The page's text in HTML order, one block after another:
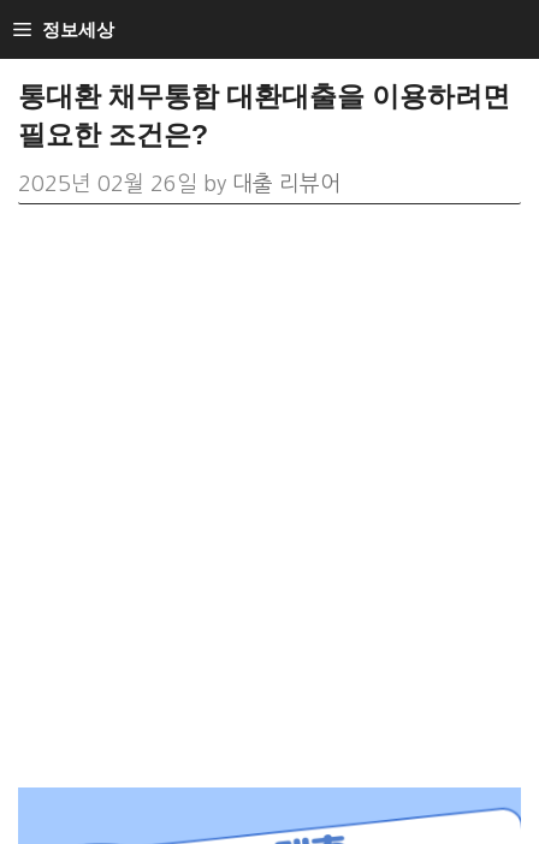
Skip
to
content
정보세상
통대환 채무통합 대환대출을 이용하려면
필요한 조건은?
2025년 02월 26일 by 대출 리뷰어